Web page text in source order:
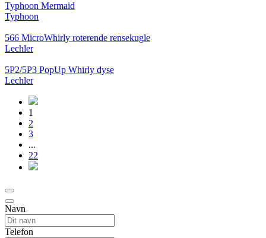
Typhoon Mermaid
Typhoon
566 MicroWhirly roterende rensekugle
Lechler
5P2/5P3 PopUp Whirly dyse
Lechler
1
2
3
...
22
Navn
Telefon